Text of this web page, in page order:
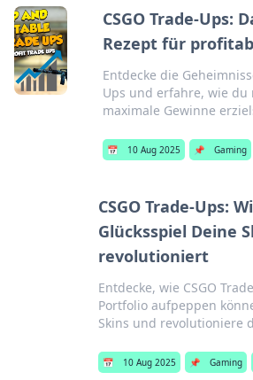
CSGO Trade-Ups:
Rezept für
Entdecke die
Ups und erfahre, wie du
maximale Gewinne
📅 10 Aug 2025 📌 Gaming
CSGO Trade-Ups:
Glücksspiel Deine
revolutioniert
Entdecke, wie CSGO
Portfolio aufpeppen
Skins und revolutioniere
📅 10 Aug 2025 📌 Gaming